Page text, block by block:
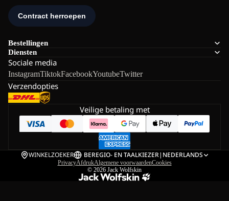
Bestellingen
Diensten
Sociale media
InstagramTiktokFacebookYoutubeTwitter
Verzendopties
Veilige betaling met
WINKELZOEKER BEREGIO- EN TAALKIEZER| NEDERLANDS
PrivacyAfdrukAlgemene voorwaardenCookies
© 2026 Jack Wolfskin